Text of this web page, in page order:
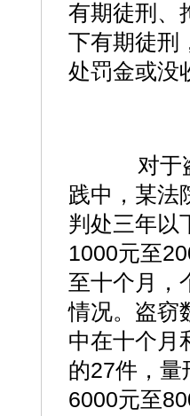
有期徒刑、
下有期徒刑
处罚金或没
对于盗
践中，某法
判处三年以
1000元至
至十个月，
情况。盗窃
中在十个月
的27件，量
6000元至